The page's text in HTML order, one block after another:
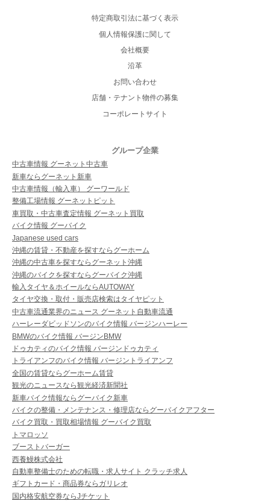
特定商取引法に基づく表示
個人情報保護に関して
会社概要
沿革
お問い合わせ
店舗・テナント物件の募集
コーポレートサイト
グループ企業
中古車情報 グーネット中古車
新車ならグーネット新車
中古車情報（輸入車） グーワールド
整備工場情報 グーネットピット
車買取・中古車査定情報 グーネット買取
バイク情報 グーバイク
Japanese used cars
沖縄の賃貸・不動産を探すならグーホーム
沖縄の中古車を探すならグーネット沖縄
沖縄のバイクを探すならグーバイク沖縄
輸入タイヤ＆ホイールならAUTOWAY
タイヤ交換・取付・販売店検索はタイヤピット
中古車流通業界のニュース グーネット自動車流通
ハーレーダビッドソンのバイク情報 バージンハーレー
BMWのバイク情報 バージンBMW
ドゥカティのバイク情報 バージンドゥカティ
トライアンフのバイク情報 バージントライアンフ
全国の賃貸ならグーホーム賃貸
観光のニュースなら観光経済新聞社
新車バイク情報ならグーバイク新車
バイクの整備・メンテナンス・修理店ならグーバイクアフター
バイク買取・買取相場情報 グーバイク買取
トマロッソ
ブーストバーガー
西養鰻株式会社
自動車整備士のための転職・求人サイト クラッチ求人
ギフトカード・商品券ならガリレオ
国内格安航空券ならJチケット